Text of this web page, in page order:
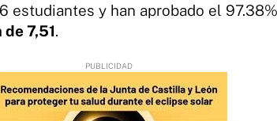
estudiantes y han aprobado el
7,51.